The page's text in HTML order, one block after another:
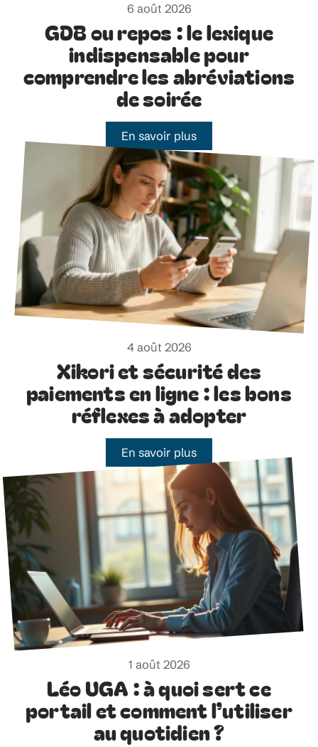
6 août 2026
GDB ou repos : le lexique
indispensable pour
comprendre les abréviations
de soirée
En savoir plus
4 août 2026
Xikori et sécurité des
paiements en ligne : les bons
réflexes à adopter
En savoir plus
1 août 2026
Léo UGA : à quoi sert ce
portail et comment l’utiliser
au quotidien ?